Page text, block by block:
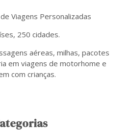
Viagens Personalizadas
250 cidades.
aéreas, milhas, pacotes
em viagens de motorhome e
com crianças.